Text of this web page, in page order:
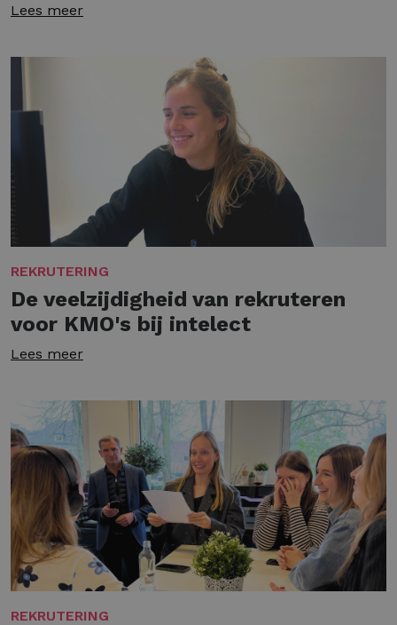
Lees meer
REKRUTERING
De veelzijdigheid van rekruteren
voor KMO's bij intelect
Lees meer
REKRUTERING